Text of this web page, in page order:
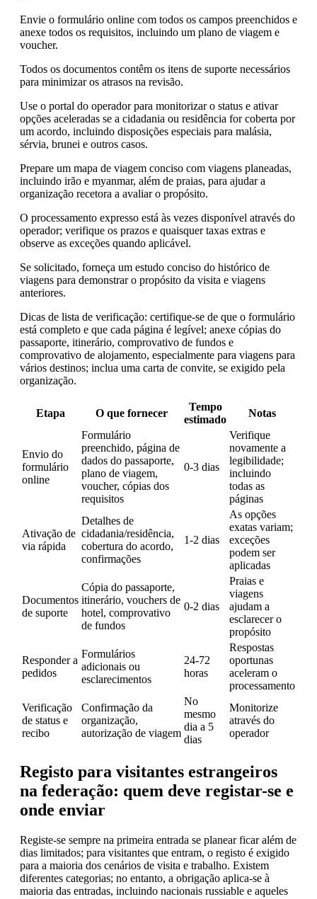
Envie o formulário online com todos os campos preenchidos e
anexe todos os requisitos, incluindo um plano de viagem e
voucher.
Todos os documentos contêm os itens de suporte necessários
para minimizar os atrasos na revisão.
Use o portal do operador para monitorizar o status e ativar
opções aceleradas se a cidadania ou residência for coberta por
um acordo, incluindo disposições especiais para malásia,
sérvia, brunei e outros casos.
Prepare um mapa de viagem conciso com viagens planeadas,
incluindo irão e myanmar, além de praias, para ajudar a
organização recetora a avaliar o propósito.
O processamento expresso está às vezes disponível através do
operador; verifique os prazos e quaisquer taxas extras e
observe as exceções quando aplicável.
Se solicitado, forneça um estudo conciso do histórico de
viagens para demonstrar o propósito da visita e viagens
anteriores.
Dicas de lista de verificação: certifique-se de que o formulário
está completo e que cada página é legível; anexe cópias do
passaporte, itinerário, comprovativo de fundos e
comprovativo de alojamento, especialmente para viagens para
vários destinos; inclua uma carta de convite, se exigido pela
organização.
Etapa O que fornecer
Tempo
estimado
Notas
Envio do
formulário
online
Formulário
preenchido, página de
dados do passaporte,
plano de viagem,
voucher, cópias dos
requisitos
0-3 dias
Verifique
novamente a
legibilidade;
incluindo
todas as
páginas
Ativação de
via rápida
Detalhes de
cidadania/residência,
cobertura do acordo,
confirmações
1-2 dias
As opções
exatas variam;
exceções
podem ser
aplicadas
Documentos
de suporte
Cópia do passaporte,
itinerário, vouchers de
hotel, comprovativo
de fundos
0-2 dias
Praias e
viagens
ajudam a
esclarecer o
propósito
Responder a
pedidos
Formulários
adicionais ou
esclarecimentos
24-72
horas
Respostas
oportunas
aceleram o
processamento
Verificação
de status e
recibo
Confirmação da
organização,
autorização de viagem
No
mesmo
dia a 5
dias
Monitorize
através do
operador
Registo para visitantes estrangeiros
na federação: quem deve registar-se e
onde enviar
Registe-se sempre na primeira entrada se planear ficar além de
dias limitados; para visitantes que entram, o registo é exigido
para a maioria dos cenários de visita e trabalho. Existem
diferentes categorias; no entanto, a obrigação aplica-se à
maioria das entradas, incluindo nacionais russiable e aqueles